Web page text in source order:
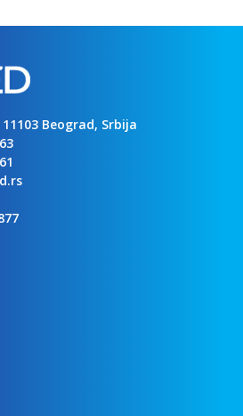
Beograd, Srbija